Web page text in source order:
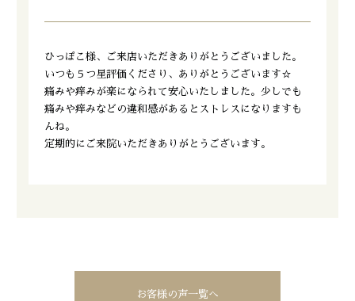
ひっぽこ様、ご来店いただきありがとうございました。
いつも５つ星評価くださり、ありがとうございます☆
痛みや痒みが楽になられて安心いたしました。少しでも
痛みや痒みなどの違和感があるとストレスになりますも
んね。
定期的にご来院いただきありがとうございます。
お客様の声一覧へ